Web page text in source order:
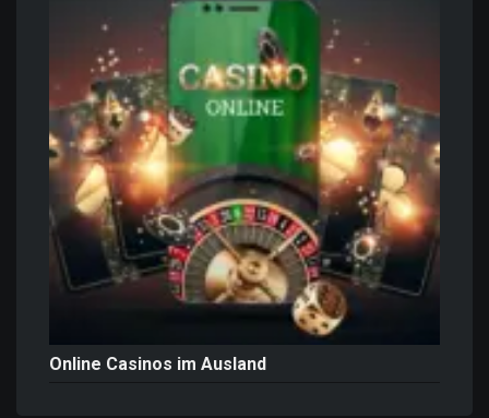
Online Casinos im Ausland